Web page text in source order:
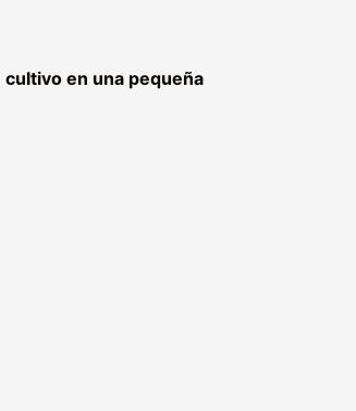
cultivo en una pequeña